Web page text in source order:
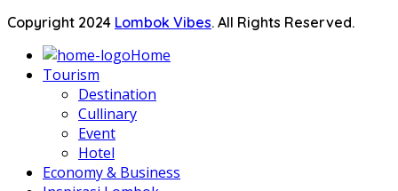
Copyright 2024 Lombok Vibes. All Rights Reserved.
Home
Tourism
Destination
Cullinary
Event
Hotel
Economy & Business